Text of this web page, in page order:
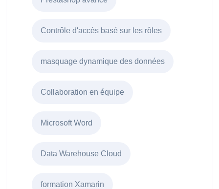
Contrôle d'accès basé sur les rôles
masquage dynamique des données
Collaboration en équipe
Microsoft Word
Data Warehouse Cloud
formation Xamarin